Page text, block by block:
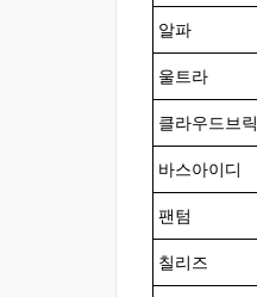
알파
울트라
클라우드브릭
바스아이디
팬텀
칠리즈